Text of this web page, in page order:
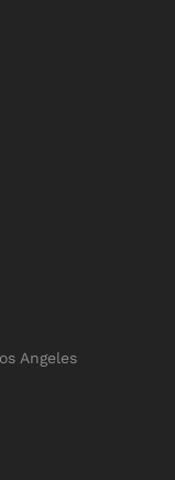
Angeles